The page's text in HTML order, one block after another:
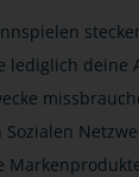
lediglich deine